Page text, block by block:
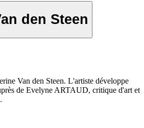
den Steen
Van den Steen. L'artiste développe
de Evelyne ARTAUD, critique d'art et